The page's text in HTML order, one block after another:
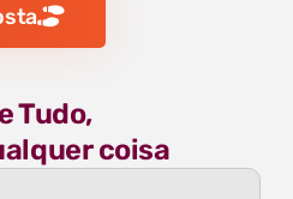
Tudo,
coisa